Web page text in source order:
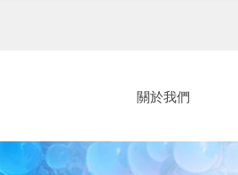
關於我們